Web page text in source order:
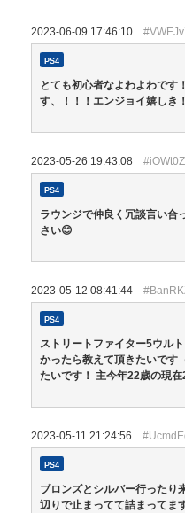
2023-06-09 17:46:10
PS4
とても初心者なよわよわです
す、！！！エンジョイ嬉しき！
2023-05-26 19:43:08
PS4
ラウンジで仲良く冗談言い合
さい😊
2023-05-12 08:41:44
PS4
ストリートファイター5ウル
かったら教えて頂きたいです
たいです！ 主今年22歳の現
2023-05-11 21:24:56
PS4
ブロンズとシルバー行ったり
辺りで止まってて詰まってま